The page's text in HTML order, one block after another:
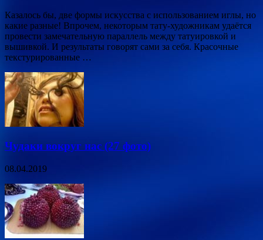
Казалось бы, две формы искусства с использованием иглы, но
какие разные! Впрочем, некоторым тату-художникам удаётся
провести замечательную параллель между татуировкой и
вышивкой. И результаты говорят сами за себя. Красочные
текстурированные …
Чудаки вокруг нас (27 фото)
08.04.2019